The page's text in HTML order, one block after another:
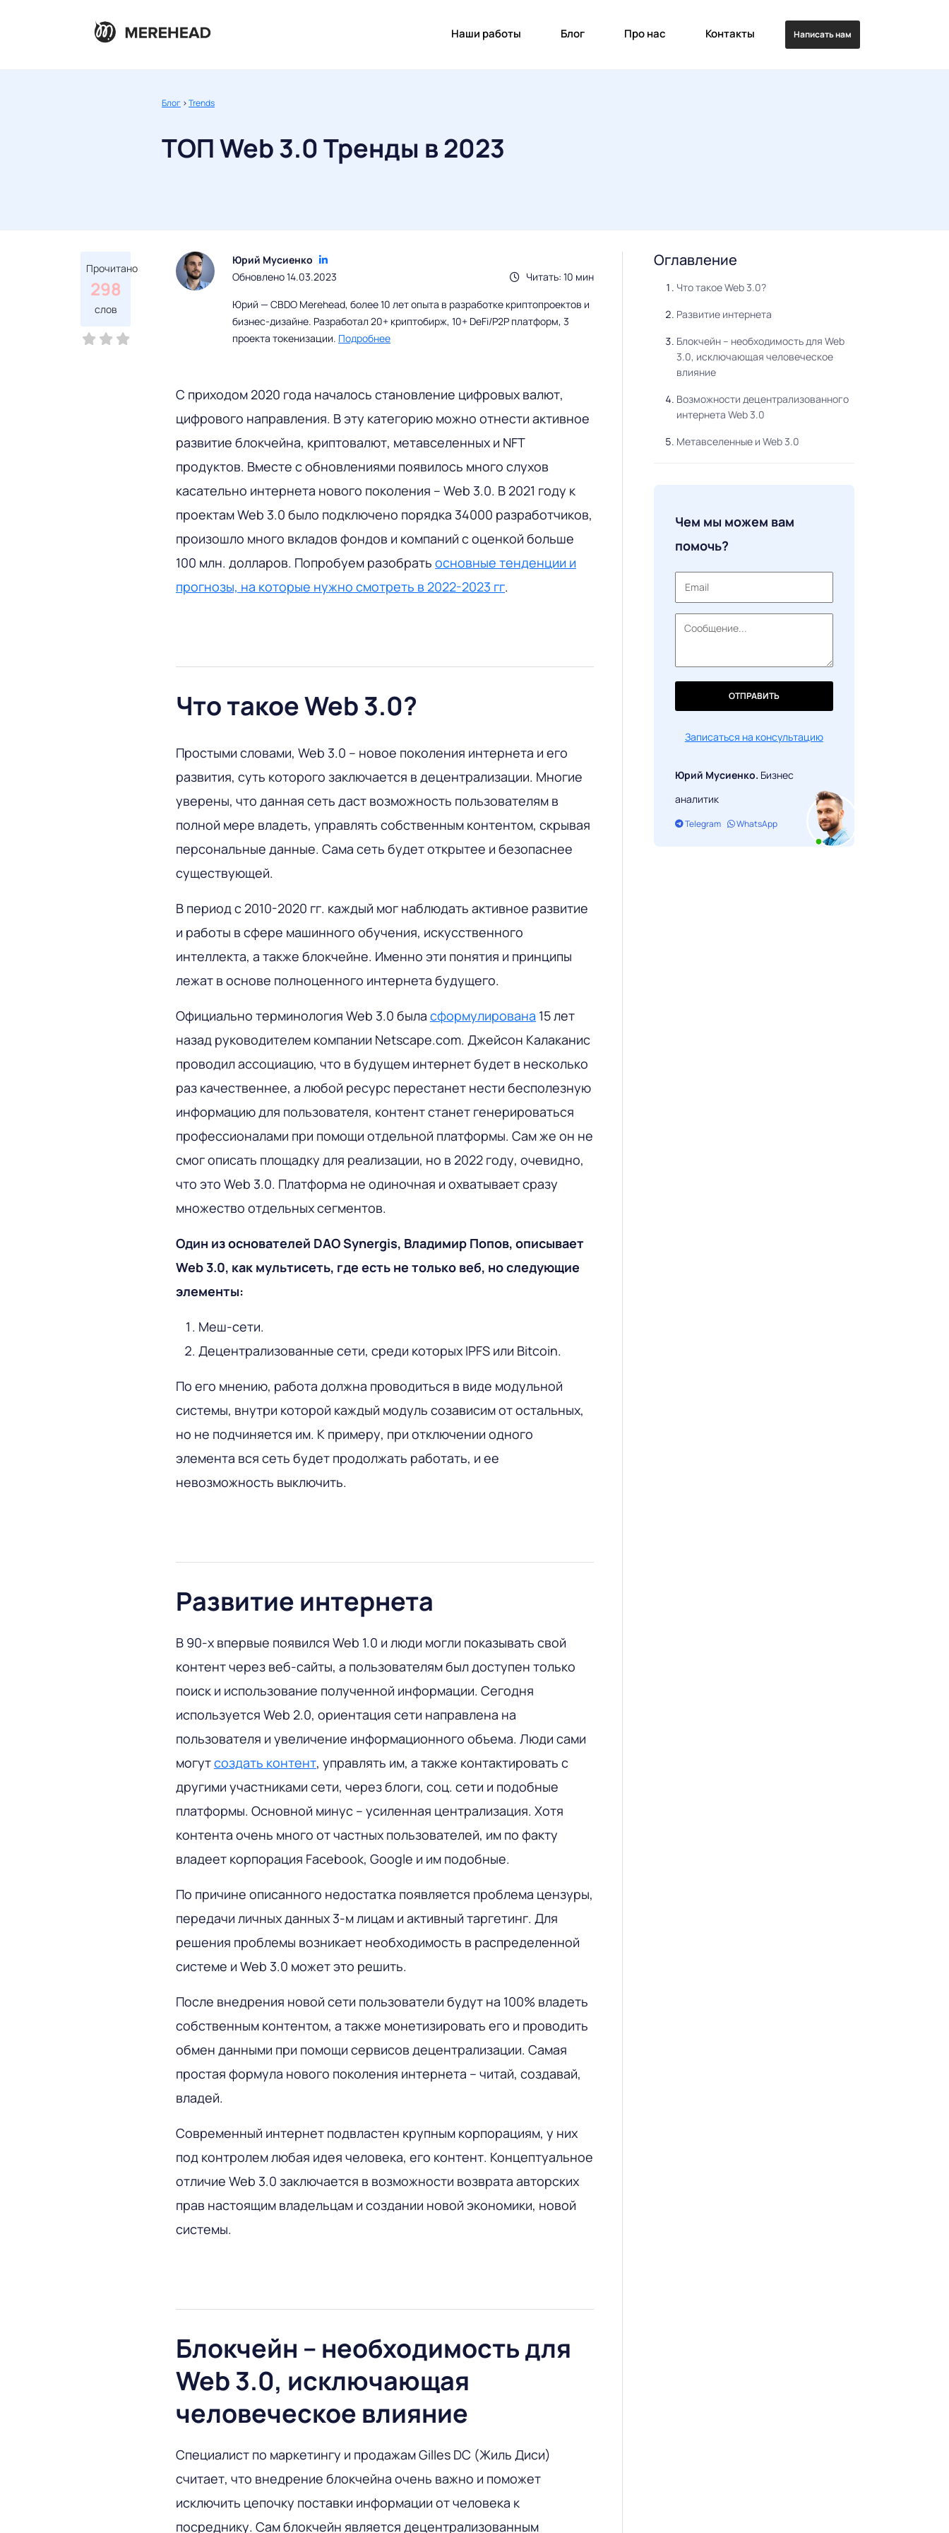
Наши работы Блог Про нас Контакты Написать нам
Блог >Trends
ТОП Web 3.0 Тренды в 2023
Прочитано
298
слов
Юрий Мусиенко
Читать: 10 мин
Обновлено 14.03.2023
Юрий — CBDO Merehead, более 10 лет опыта в разработке криптопроектов и
бизнес-дизайне. Разработал 20+ криптобирж, 10+ DeFi/P2P платформ, 3
проекта токенизации. Подробнее
С приходом 2020 года началось становление цифровых валют,
цифрового направления. В эту категорию можно отнести активное
развитие блокчейна, криптовалют, метавселенных и NFT
продуктов. Вместе с обновлениями появилось много слухов
касательно интернета нового поколения – Web 3.0. В 2021 году к
проектам Web 3.0 было подключено порядка 34000 разработчиков,
произошло много вкладов фондов и компаний с оценкой больше
100 млн. долларов. Попробуем разобрать основные тенденции и
прогнозы, на которые нужно смотреть в 2022-2023 гг.
Что такое Web 3.0?
Простыми словами, Web 3.0 – новое поколения интернета и его
развития, суть которого заключается в децентрализации. Многие
уверены, что данная сеть даст возможность пользователям в
полной мере владеть, управлять собственным контентом, скрывая
персональные данные. Сама сеть будет открытее и безопаснее
существующей.
В период с 2010-2020 гг. каждый мог наблюдать активное развитие
и работы в сфере машинного обучения, искусственного
интеллекта, а также блокчейне. Именно эти понятия и принципы
лежат в основе полноценного интернета будущего.
Официально терминология Web 3.0 была сформулирована 15 лет
назад руководителем компании Netscape.com. Джейсон Калаканис
проводил ассоциацию, что в будущем интернет будет в несколько
раз качественнее, а любой ресурс перестанет нести бесполезную
информацию для пользователя, контент станет генерироваться
профессионалами при помощи отдельной платформы. Сам же он не
смог описать площадку для реализации, но в 2022 году, очевидно,
что это Web 3.0. Платформа не одиночная и охватывает сразу
множество отдельных сегментов.
Один из основателей DAO Synergis, Владимир Попов, описывает
Web 3.0, как мультисеть, где есть не только веб, но следующие
элементы:
Меш-сети.
Децентрализованные сети, среди которых IPFS или Bitcoin.
По его мнению, работа должна проводиться в виде модульной
системы, внутри которой каждый модуль созависим от остальных,
но не подчиняется им. К примеру, при отключении одного
элемента вся сеть будет продолжать работать, и ее
невозможность выключить.
Развитие интернета
В 90-х впервые появился Web 1.0 и люди могли показывать свой
контент через веб-сайты, а пользователям был доступен только
поиск и использование полученной информации. Сегодня
используется Web 2.0, ориентация сети направлена на
пользователя и увеличение информационного объема. Люди сами
могутсоздать контент, управлять им, а также контактировать с
другими участниками сети, через блоги, соц. сети и подобные
платформы. Основной минус – усиленная централизация. Хотя
контента очень много от частных пользователей, им по факту
владеет корпорация Facebook, Google и им подобные.
По причине описанного недостатка появляется проблема цензуры,
передачи личных данных 3-м лицам и активный таргетинг. Для
решения проблемы возникает необходимость в распределенной
системе и Web 3.0 может это решить.
После внедрения новой сети пользователи будут на 100% владеть
собственным контентом, а также монетизировать его и проводить
обмен данными при помощи сервисов децентрализации. Самая
простая формула нового поколения интернета – читай, создавай,
владей.
Современный интернет подвластен крупным корпорациям, у них
под контролем любая идея человека, его контент. Концептуальное
отличие Web 3.0 заключается в возможности возврата авторских
прав настоящим владельцам и создании новой экономики, новой
системы.
Блокчейн – необходимость для
Web 3.0, исключающая
человеческое влияние
Специалист по маркетингу и продажам Gilles DC (Жиль Диси)
считает, что внедрение блокчейна очень важно и поможет
исключить цепочку поставки информации от человека к
посреднику. Сам блокчейн является децентрализованным
Оглавление
Что такое Web 3.0?
Развитие интернета
Блокчейн – необходимость для Web
3.0, исключающая человеческое
влияние
Возможности децентрализованного
интернета Web 3.0
Метавселенные и Web 3.0
для инвесторов
Методы инвестирования
ТОП 10 тенденций Web 3.0 на 2023
Заключение
Чем мы можем вам
помочь?
ОТПРАВИТЬ
Записаться на консультацию
Юрий Мусиенко. Бизнес
аналитик
Telegram WhatsApp